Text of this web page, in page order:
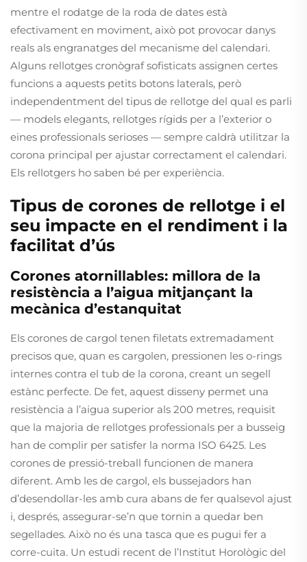
mentre el rodatge de la roda de dates està
efectivament en moviment, això pot provocar danys
reals als engranatges del mecanisme del calendari.
Alguns rellotges cronògraf sofisticats assignen certes
funcions a aquests petits botons laterals, però
independentment del tipus de rellotge del qual es parli
— models elegants, rellotges rígids per a l’exterior o
eines professionals serioses — sempre caldrà utilitzar la
corona principal per ajustar correctament el calendari.
Els rellotgers ho saben bé per experiència.
Tipus de corones de rellotge i el
seu impacte en el rendiment i la
facilitat d’ús
Corones atornillables: millora de la
resistència a l’aigua mitjançant la
mecànica d’estanquitat
Els corones de cargol tenen filetats extremadament
precisos que, quan es cargolen, pressionen les o-rings
internes contra el tub de la corona, creant un segell
estànc perfecte. De fet, aquest disseny permet una
resistència a l’aigua superior als 200 metres, requisit
que la majoria de rellotges professionals per a busseig
han de complir per satisfer la norma ISO 6425. Les
corones de pressió-treball funcionen de manera
diferent. Amb les de cargol, els bussejadors han
d’desendollar-les amb cura abans de fer qualsevol ajust
i, després, assegurar-se’n que tornin a quedar ben
segellades. Això no és una tasca que es pugui fer a
corre-cuita. Un estudi recent de l’Institut Horològic del